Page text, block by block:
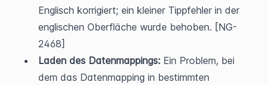
Englisch korrigiert; ein kleiner Tippfehler in der
englischen Oberfläche wurde behoben. [NG-
2468]
Laden des Datenmappings: Ein Problem, bei
dem das Datenmapping in bestimmten